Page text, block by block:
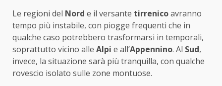
Le regioni del Nord e il versante tirrenicoavranno
tempo più instabile, con piogge frequenti che in
qualche caso potrebbero trasformarsi in temporali,
soprattutto vicino alle Alpi e all’Appennino. Al Sud,
invece, la situazione sarà più tranquilla, con qualche
rovescio isolato sulle zone montuose.